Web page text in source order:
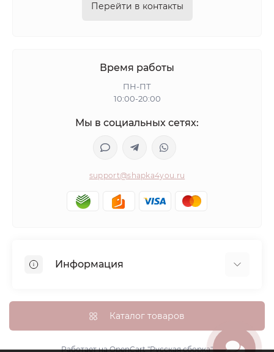
Перейти в контакты
Время работы
ПН-ПТ
10:00-20:00
Мы в социальных сетях:
support@shapka4you.ru
Информация
Доставка, оплата и бонусные баллы
Гарантия возврата
Политика конфиденциальности
Каталог товаров
Работает наOpenCart "Русская сборка"